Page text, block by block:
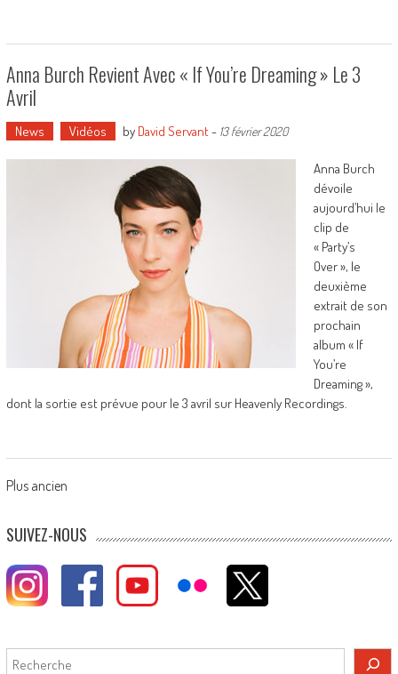
Anna Burch Revient Avec « If You’re Dreaming » Le 3
Avril
News Vidéos by David Servant- 13 février 2020
Anna Burch
dévoile
aujourd’hui le
clip de
« Party’s
Over », le
deuxième
extrait de son
prochain
album « If
You’re
Dreaming »,
dont la sortie est prévue pour le 3 avril sur Heavenly Recordings.
Posts
navigation
Plus ancien
SUIVEZ-NOUS
Rechercher